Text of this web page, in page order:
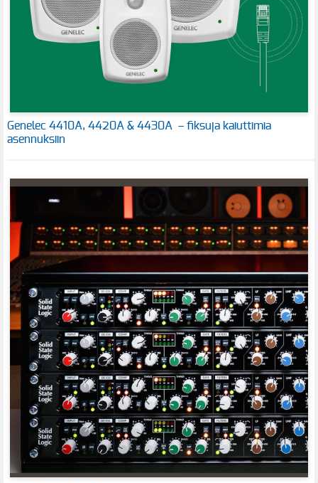
Genelec 4410A, 4420A & 4430A – fiksuja kaiuttimia
asennuksiin